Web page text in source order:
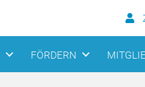
FÖRDERN